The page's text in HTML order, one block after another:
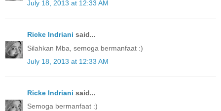
July 18, 2013 at 12:33 AM
Ricke Indriani said...
Silahkan Mba, semoga bermanfaat :)
July 18, 2013 at 12:33 AM
Ricke Indriani said...
Semoga bermanfaat :)